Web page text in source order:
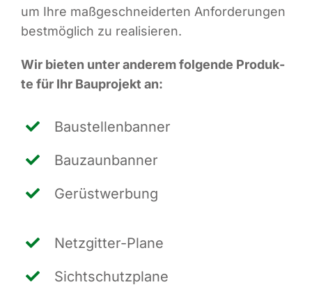
um Ihre maß­ge­schnei­der­ten Anfor­de­run­gen
best­mög­lich zu realisieren.
Wir bie­ten unter ande­rem fol­gen­de Pro­duk­
te für Ihr Bau­pro­jekt an:
Bau­stel­len­ban­ner
Bau­zaun­ban­ner
Gerüst­wer­bung
Netz­git­ter-Pla­ne
Sicht­schutz­pla­ne